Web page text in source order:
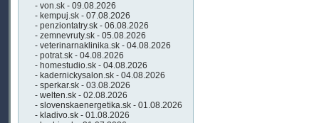
- von.sk - 09.08.2026
- kempuj.sk - 07.08.2026
- penziontatry.sk - 06.08.2026
- zemnevruty.sk - 05.08.2026
- veterinarnaklinika.sk - 04.08.2026
- potrat.sk - 04.08.2026
- homestudio.sk - 04.08.2026
- kadernickysalon.sk - 04.08.2026
- sperkar.sk - 03.08.2026
- welten.sk - 02.08.2026
- slovenskaenergetika.sk - 01.08.2026
- kladivo.sk - 01.08.2026